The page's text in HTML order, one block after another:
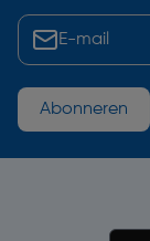
Abonneren